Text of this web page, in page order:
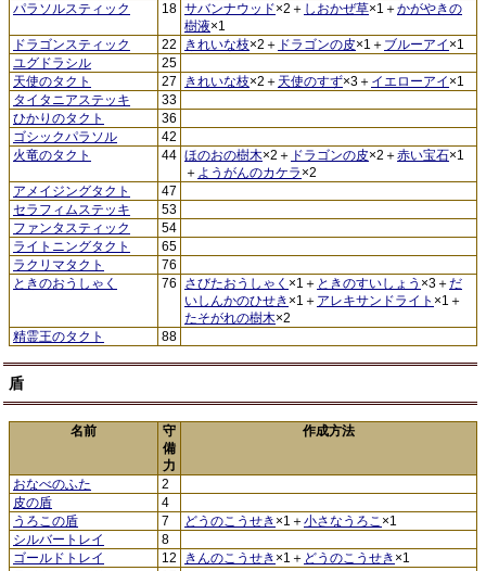
パラソルスティック
18 サバンナウッド×2＋ しおかぜ草×1＋かがやきの
樹液×1
ドラゴンスティック
22 きれいな枝×2＋ ドラゴンの皮×1＋ ブルーアイ ×1
ユグドラシル
25
天使のタクト
27 きれいな枝×2＋ 天使のすず×3＋ イエローアイ ×1
タイタニアステッキ
33
ひかりのタクト
36
ゴシックパラソル
42
火竜のタクト
44 ほのおの樹木×2＋ ドラゴンの皮×2＋赤い宝石×1
＋ ようがんのカケラ ×2
アメイジングタクト
47
セラフィムステッキ
53
ファンタスティック
54
ライトニングタクト
65
ラクリマタクト
76
ときのおうしゃく
76 さびたおうしゃく ×1＋ ときのすいしょう ×3＋だ
いしんかのひせき ×1＋ アレキサンドライト ×1＋
たそがれの樹木×2
精霊王のタクト
88
盾
名前
守
備
力
作成方法
おなべのふた
2
皮の盾
4
うろこの盾
7 どうのこうせき ×1＋小さなうろこ ×1
シルバートレイ
8
ゴールドトレイ
12 きんのこうせき ×1＋ どうのこうせき ×1